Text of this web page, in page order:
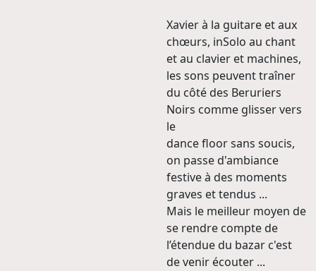
Xavier à la guitare et aux
chœurs, inSolo au chant
et au clavier et machines,
les sons peuvent traîner
du côté des Beruriers
Noirs comme glisser vers
le
dance floor sans soucis,
on passe d'ambiance
festive à des moments
graves et tendus ...
Mais le meilleur moyen de
se rendre compte de
l’étendue du bazar c'est
de venir écouter ...